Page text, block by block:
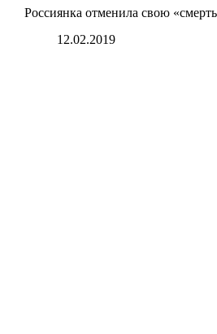
Россиянка отменила свою
12.02.2019